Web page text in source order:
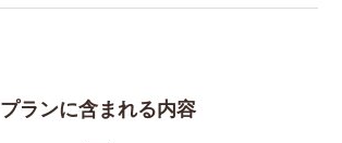
プランに含まれる内容